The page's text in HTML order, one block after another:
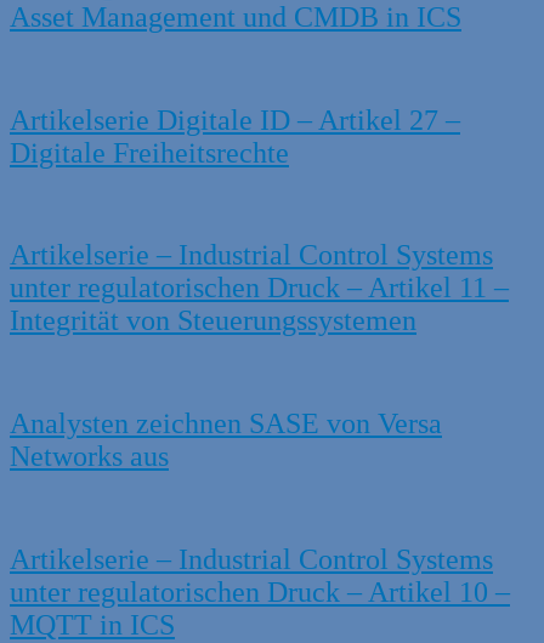
Asset Management und CMDB in ICS
Artikelserie Digitale ID – Artikel 27 –
Digitale Freiheitsrechte
Artikelserie – Industrial Control Systems
unter regulatorischen Druck – Artikel 11 –
Integrität von Steuerungssystemen
Analysten zeichnen SASE von Versa
Networks aus
Artikelserie – Industrial Control Systems
unter regulatorischen Druck – Artikel 10 –
MQTT in ICS